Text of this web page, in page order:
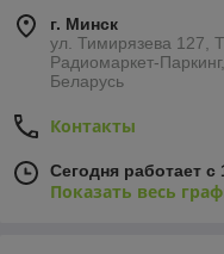
г. Минск
ул. Тимирязева 127,
Радиомаркет-
Беларусь
Контакты
Сегодня работает с
Показать весь